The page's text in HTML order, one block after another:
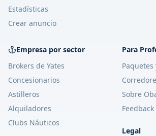
Estadísticas
Crear anuncio
Empresa por sector
Brokers de Yates
Concesionarios
Astilleros
Alquiladores
Clubs Náuticos
Para
Paquetes
Sobre
Feedback
Legal